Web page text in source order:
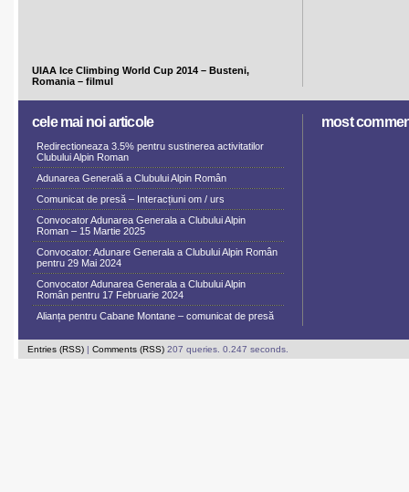
UIAA Ice Climbing World Cup 2014 – Busteni,
Romania – filmul
cele mai noi articole
Redirectioneaza 3.5% pentru sustinerea activitatilor
Clubului Alpin Roman
Adunarea Generală a Clubului Alpin Român
Comunicat de presă – Interacțiuni om / urs
Convocator Adunarea Generala a Clubului Alpin
Roman – 15 Martie 2025
Convocator: Adunare Generala a Clubului Alpin Român
pentru 29 Mai 2024
Convocator Adunarea Generala a Clubului Alpin
Român pentru 17 Februarie 2024
Alianța pentru Cabane Montane – comunicat de presă
most
Entries (RSS) | Comments (RSS) 207 queries. 0.247 seconds.